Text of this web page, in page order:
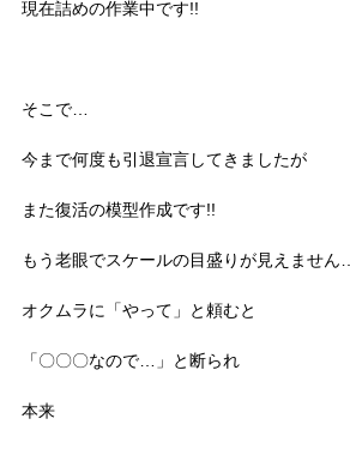
現在詰めの作業中です!!
そこで…
今まで何度も引退宣言してきましたが
また復活の模型作成です!!
もう老眼でスケールの目盛りが見えません…
オクムラに「やって」と頼むと
「〇〇〇なので…」と断られ
本来